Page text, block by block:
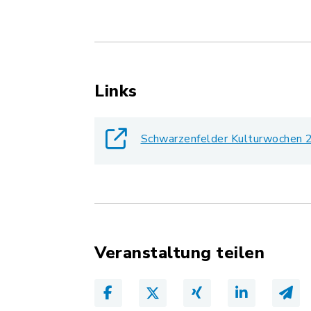
Links
Schwarzenfelder Kulturwochen
Veranstaltung teilen